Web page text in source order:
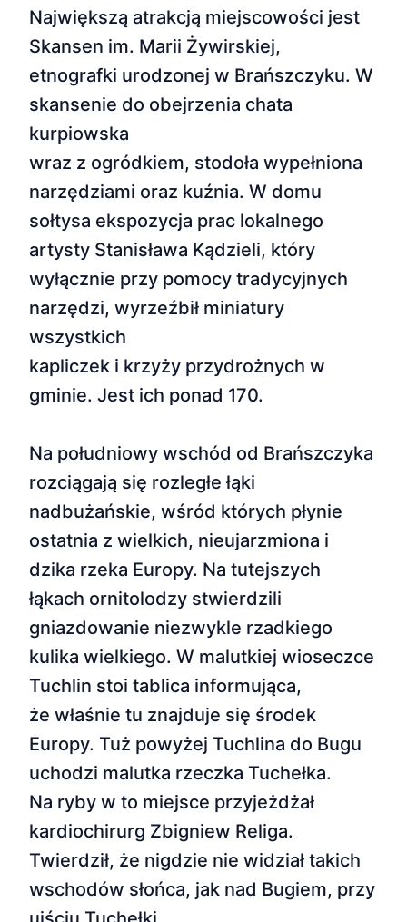
Największą atrakcją miejscowości jest
Skansen im. Marii Żywirskiej,
etnografki urodzonej w Brańszczyku. W
skansenie do obejrzenia chata
kurpiowska
wraz z ogródkiem, stodoła wypełniona
narzędziami oraz kuźnia. W domu
sołtysa ekspozycja prac lokalnego
artysty Stanisława Kądzieli, który
wyłącznie przy pomocy tradycyjnych
narzędzi, wyrzeźbił miniatury
wszystkich
kapliczek i krzyży przydrożnych w
gminie. Jest ich ponad 170.
Na południowy wschód od Brańszczyka
rozciągają się rozległe łąki
nadbużańskie, wśród których płynie
ostatnia z wielkich, nieujarzmiona i
dzika rzeka Europy. Na tutejszych
łąkach ornitolodzy stwierdzili
gniazdowanie niezwykle rzadkiego
kulika wielkiego. W malutkiej wioseczce
Tuchlin stoi tablica informująca,
że właśnie tu znajduje się środek
Europy. Tuż powyżej Tuchlina do Bugu
uchodzi malutka rzeczka Tuchełka.
Na ryby w to miejsce przyjeżdżał
kardiochirurg Zbigniew Religa.
Twierdził, że nigdzie nie widział takich
wschodów słońca, jak nad Bugiem, przy